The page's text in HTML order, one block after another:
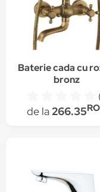
Baterie cada cu
bronz
de la266.35